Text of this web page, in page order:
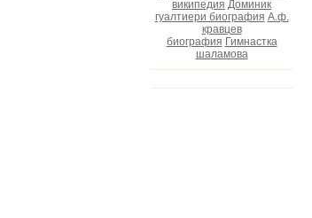
википедия Доминик
гуалтиери биография А.ф.
кравцев
биография Гимнастка
шаламова